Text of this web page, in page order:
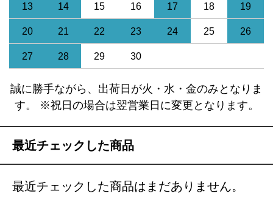
13 14 15 16 17 18 19
20 21 22 23 24 25 26
27 28 29 30
誠に勝手ながら、出荷日が火・水・金のみとなりま
す。 ※祝日の場合は翌営業日に変更となります。
最近チェックした商品
最近チェックした商品はまだありません。